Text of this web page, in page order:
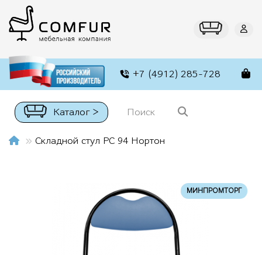
+7 (4912) 285-728
Каталог >
Складной стул РС 94 Нортон
МИНПРОМТОРГ